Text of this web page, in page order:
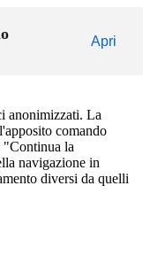
Apri
anonimizzati. La
comando
"Continua la
navigazione in
diversi da quelli